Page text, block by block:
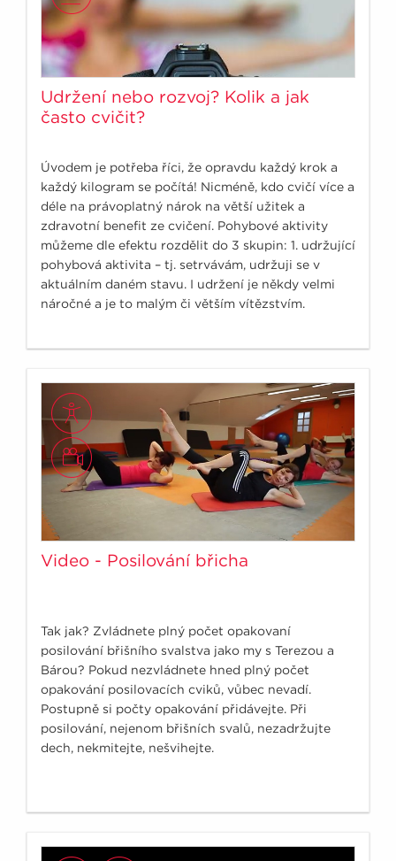
Udržení nebo rozvoj? Kolik a jak
často cvičit?
Úvodem je potřeba říci, že opravdu každý krok a
každý kilogram se počítá! Nicméně, kdo cvičí více a
déle na právoplatný nárok na větší užitek a
zdravotní benefit ze cvičení. Pohybové aktivity
můžeme dle efektu rozdělit do 3 skupin: 1. udržující
pohybová aktivita – tj. setrvávám, udržuji se v
aktuálním daném stavu. I udržení je někdy velmi
náročné a je to malým či větším vítězstvím.
Video - Posilování břicha
Tak jak? Zvládnete plný počet opakovaní
posilování břišního svalstva jako my s Terezou a
Bárou? Pokud nezvládnete hned plný počet
opakování posilovacích cviků, vůbec nevadí.
Postupně si počty opakování přidávejte. Při
posilování, nejenom břišních svalů, nezadržujte
dech, nekmitejte, nešvihejte.